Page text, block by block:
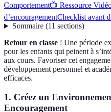
Comportement📺 Ressource
d’encouragementChecklist avant
Sommaire(11 sections)
Retour en classe ! Une période
pour les enfants qui peinent à
aux cours. Favoriser cet
développement personnel et
efficaces.
1. Créez un
Encouragement